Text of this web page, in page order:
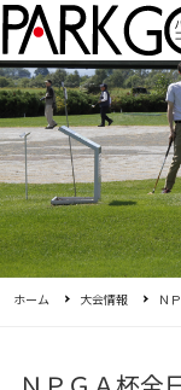
ホーム 大会情報 Ｎ